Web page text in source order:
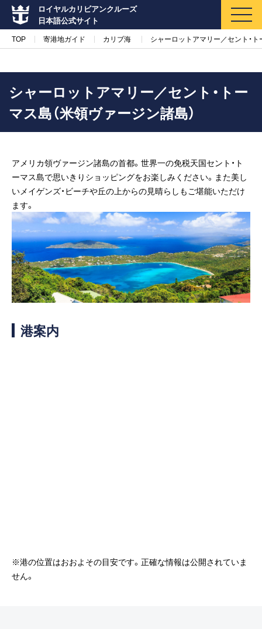
ロイヤルカリビアンクルーズ
日本語公式サイト
マイページ メルマガ登録
キャンペーン・特集
クルーズの楽しみ方
船内へようこそ
客船のご案内
寄港地ガイド
トピックス
TOP 寄港地ガイド カリブ海 シャーロットアマリー／セント・ト
シャーロットアマリー／セント・トー
マス島（米領ヴァージン諸島）
アメリカ領ヴァージン諸島の首都。世界一の免税天国セント・ト
ーマス島で思いきりショッピングをお楽しみください。また美し
いメイゲンズ・ビーチや丘の上からの見晴らしもご堪能いただけ
ます。
港案内
※港の位置はおおよその目安です。正確な情報は公開されていま
せん。